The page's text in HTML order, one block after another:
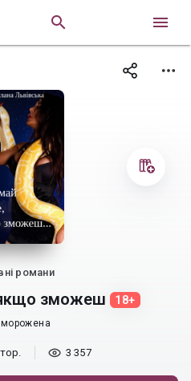
 
романи
якщо зможеш 18+
3 357